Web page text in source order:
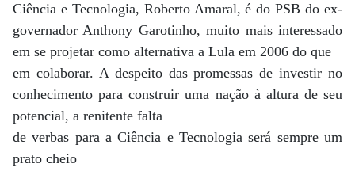
Ciência e Tecnologia, Roberto Amaral, é do PSB do ex-
governador Anthony Garotinho, muito mais interessado
em se projetar como alternativa a Lula em 2006 do que
em colaborar. A despeito das promessas de investir no
conhecimento para construir uma nação à altura de seu
potencial, a renitente falta
de verbas para a Ciência e Tecnologia será sempre um
prato cheio